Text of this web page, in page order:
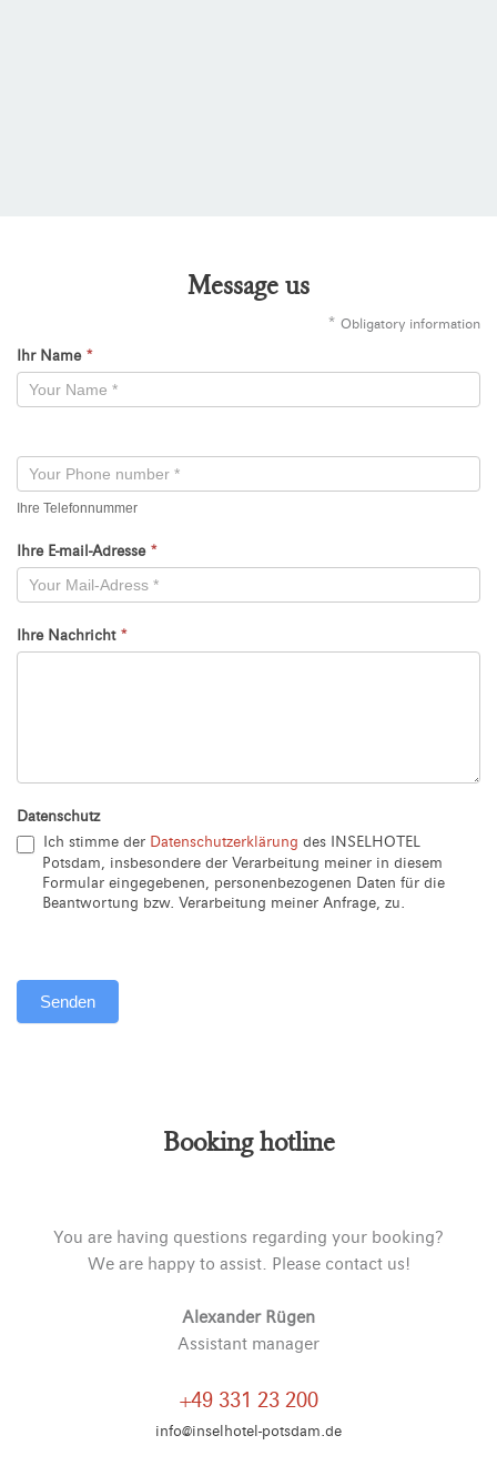
Message us
* Obligatory information
Kontaktformular
-
Ihr Name *
Ihre Telefonnummer
Ihre E-mail-Adresse *
Ihre Nachricht *
Datenschutz
Ich stimme der Datenschutzerklärung des INSELHOTEL
Potsdam, insbesondere der Verarbeitung meiner in diesem
Formular eingegebenen, personenbezogenen Daten für die
Beantwortung bzw. Verarbeitung meiner Anfrage, zu.
Senden
Booking hotline
You are having questions regarding your booking?
We are happy to assist. Please contact us!
Alexander Rügen
Assistant manager
+49 331 23 200
info@inselhotel-potsdam.de